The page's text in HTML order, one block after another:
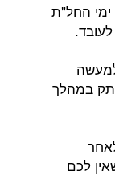
החל"ת
במהלך
לכם